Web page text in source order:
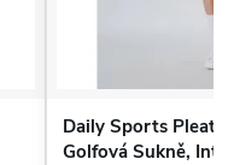
Daily Sports
Golfová Sukně,